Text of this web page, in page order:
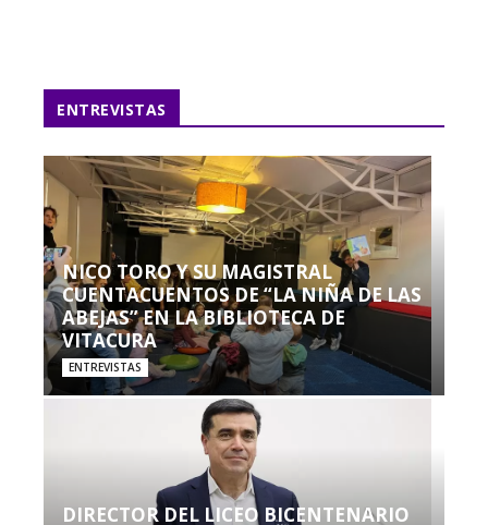
ENTREVISTAS
NICO TORO Y SU MAGISTRAL
CUENTACUENTOS DE “LA NIÑA DE LAS
ABEJAS” EN LA BIBLIOTECA DE
VITACURA
ENTREVISTAS
DIRECTOR DEL LICEO BICENTENARIO